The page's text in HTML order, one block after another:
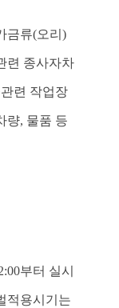
금류(오리)
련 종사자차
련 작업장
량, 물품 등
부터 실시
적용시기는